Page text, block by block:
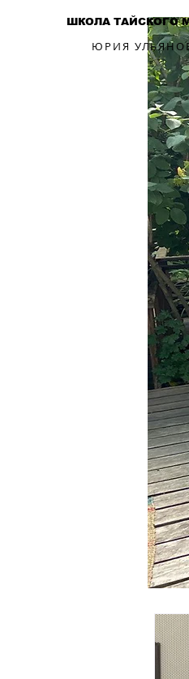
ШКОЛА ТАЙСКОГО
ЮРИЯ